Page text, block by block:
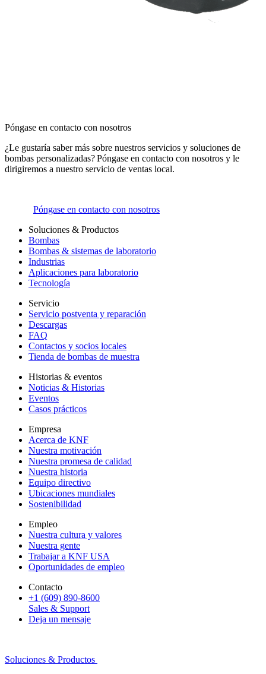
Póngase en contacto con nosotros
¿Le gustaría saber más sobre nuestros servicios y soluciones de
bombas personalizadas? Póngase en contacto con nosotros y le
dirigiremos a nuestro servicio de ventas local.
Póngase en contacto con nosotros
Soluciones & Productos
Bombas
Bombas & sistemas de laboratorio
Industrias
Aplicaciones para laboratorio
Tecnología
Servicio
Servicio postventa y reparación
Descargas
FAQ
Contactos y socios locales
Tienda de bombas de muestra
Historias & eventos
Noticias & Historias
Eventos
Casos prácticos
Empresa
Acerca de KNF
Nuestra motivación
Nuestra promesa de calidad
Nuestra historia
Equipo directivo
Ubicaciones mundiales
Sostenibilidad
Empleo
Nuestra cultura y valores
Nuestra gente
Trabajar a KNF USA
Oportunidades de empleo
Contacto
+1 (609) 890-8600
Sales & Support
Deja un mensaje
Soluciones & Productos